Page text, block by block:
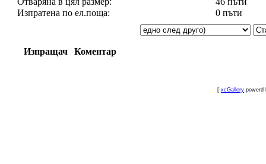
Изпратена по ел.поща:
0 пъти
Изпращач Коментар
[ xcGallery